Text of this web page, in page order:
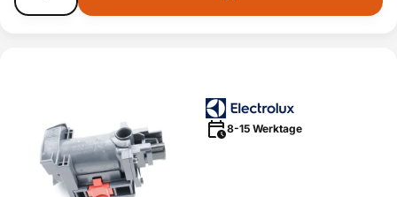
8-15 Werktage